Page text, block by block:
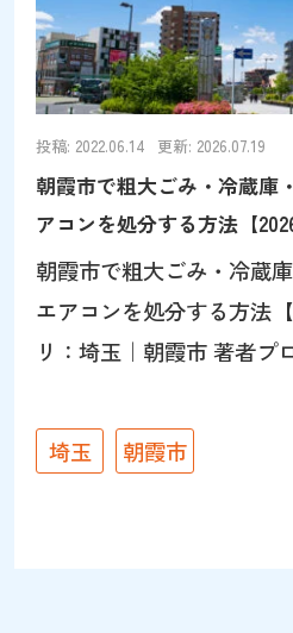
に個体差がある品目は事
出条件は最初から正確に
ーターの有無・玄関から
ると見積もりが正確にな
賠償保険に加入している
ておきましょう。 朝霞市の不用品回収の相場を
徹底調査 著者：臺 真樹（うてな しんじ）株式
会社パワーセラー代表。
業）の
投稿: 2022.06.14 更新: 2026.07.19
朝霞市で粗大ごみ・冷蔵庫
アコンを処分する方法【
朝霞市で粗大ごみ・冷蔵
エアコンを処分する方法【
リ：埼玉｜朝霞市 著者プロフィール株式会社パ
「捨てずに活かす」を実
整理を通じて環境と社会
埼玉 朝霞市